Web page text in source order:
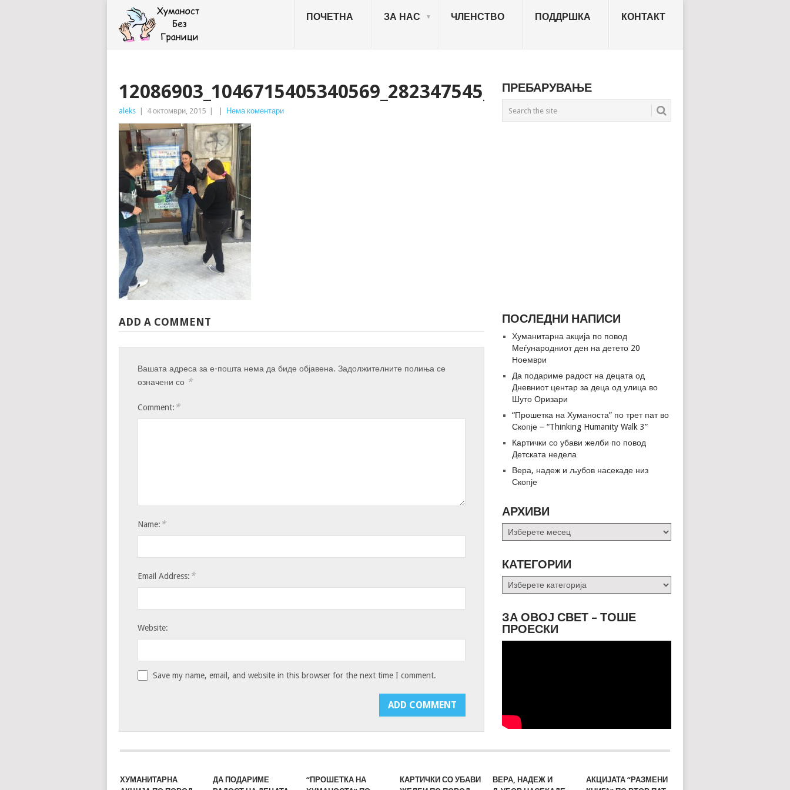
ПОЧЕТНА ЗА НАС ЧЛЕНСТВО ПОДДРШКА КОНТАКТ
12086903_1046715405340569_282347545_N
aleks 4 октомври, 2015 Нема коментари
ADD A COMMENT
Вашата адреса за е-пошта нема да биде објавена. Задолжителните полиња се
означени со *
Comment: *
Name: *
Email Address: *
Website:
Save my name, email, and website in this browser for the next time I comment.
ПРЕБАРУВАЊЕ
ПОСЛЕДНИ НАПИСИ
Хуманитарна акција по повод
Меѓународниот ден на детето 20
Ноември
Да подариме радост на децата од
Дневниот центар за деца од улица во
Шуто Оризари
“Прошетка на Хуманоста” по трет пат во
Скопје – “Thinking Humanity Walk 3”
Картички со убави желби по повод
Детската недела
Вера, надеж и љубов насекаде низ
Скопје
АРХИВИ
Архиви
КАТЕГОРИИ
Категории
ЗА ОВОЈ СВЕТ – ТОШЕ
ПРОЕСКИ
ХУМАНИТАРНА
ДА ПОДАРИМЕ
“ПРОШЕТКА НА
КАРТИЧКИ СО УБАВИ
ВЕРА, НАДЕЖ И
АКЦИЈАТА “РАЗМЕНИ